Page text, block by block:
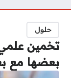
حلول
تخمين علمي
بعضها مع